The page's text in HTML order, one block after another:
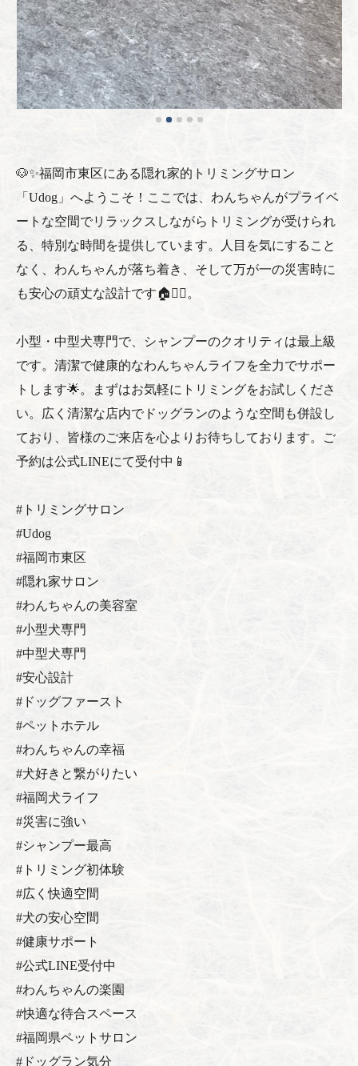
🐶✨福岡市東区にある隠れ家的トリミングサロン
「Udog」へようこそ！ここでは、わんちゃんがプライベ
ートな空間でリラックスしながらトリミングが受けられ
る、特別な時間を提供しています。人目を気にすること
なく、わんちゃんが落ち着き、そして万が一の災害時に
も安心の頑丈な設計です🏠👷‍♀️。
小型・中型犬専門で、シャンプーのクオリティは最上級
です。清潔で健康的なわんちゃんライフを全力でサポー
トします🌟。まずはお気軽にトリミングをお試しくださ
い。広く清潔な店内でドッグランのような空間も併設し
ており、皆様のご来店を心よりお待ちしております。ご
予約は公式LINEにて受付中📱
#トリミングサロン
#Udog
#福岡市東区
#隠れ家サロン
#わんちゃんの美容室
#小型犬専門
#中型犬専門
#安心設計
#ドッグファースト
#ペットホテル
#わんちゃんの幸福
#犬好きと繋がりたい
#福岡犬ライフ
#災害に強い
#シャンプー最高
#トリミング初体験
#広く快適空間
#犬の安心空間
#健康サポート
#公式LINE受付中
#わんちゃんの楽園
#快適な待合スペース
#福岡県ペットサロン
#ドッグラン気分